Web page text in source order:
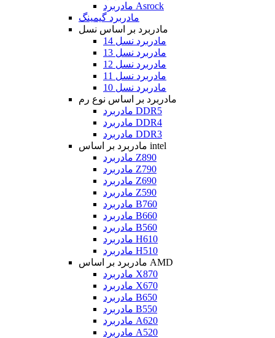
مادربرد Asrock
مادربرد گیمینگ
مادربرد بر اساس نسل
مادربرد نسل 14
مادربرد نسل 13
مادربرد نسل 12
مادربرد نسل 11
مادربرد نسل 10
مادربرد بر اساس نوع رم
مادربرد DDR5
مادربرد DDR4
مادربرد DDR3
مادربرد بر اساس intel
مادربرد Z890
مادربرد Z790
مادربرد Z690
مادربرد Z590
مادربرد B760
مادربرد B660
مادربرد B560
مادربرد H610
مادربرد H510
مادربرد بر اساس AMD
مادربرد X870
مادربرد X670
مادربرد B650
مادربرد B550
مادربرد A620
مادربرد A520